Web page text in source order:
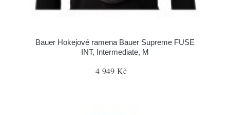
Bauer Hokejové ramena Bauer Supreme FUSE
INT, Intermediate, M
4 949 Kč